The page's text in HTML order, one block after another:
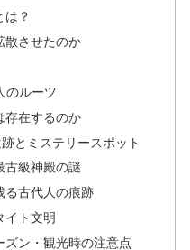
は？
散させたのか
のルーツ
存在するのか
とミステリースポット
古級神殿の謎
る古代人の痕跡
イト文明
ン・観光時の注意点